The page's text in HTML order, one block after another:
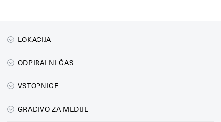
LOKACIJA
ODPIRALNI ČAS
VSTOPNICE
GRADIVO ZA MEDIJE